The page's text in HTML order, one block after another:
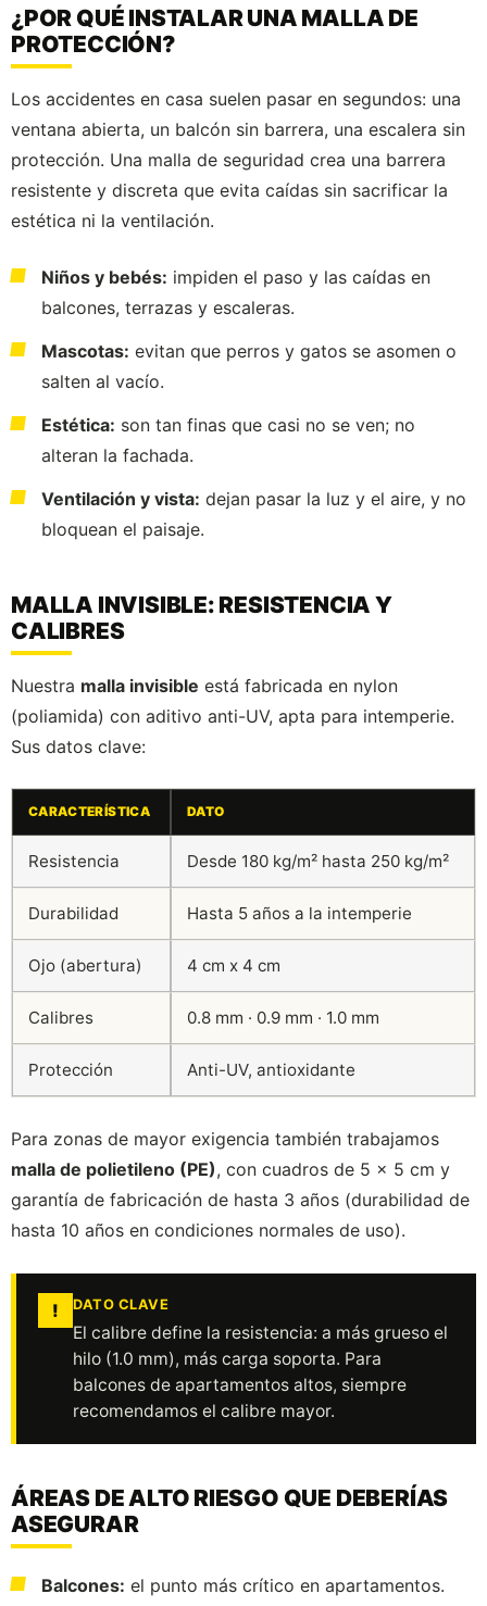
¿POR QUÉ INSTALAR UNA MALLA DE
PROTECCIÓN?
Los accidentes en casa suelen pasar en segundos: una
ventana abierta, un balcón sin barrera, una escalera sin
protección. Una malla de seguridad crea una barrera
resistente y discreta que evita caídas sin sacrificar la
estética ni la ventilación.
Niños y bebés: impiden el paso y las caídas en
balcones, terrazas y escaleras.
Mascotas: evitan que perros y gatos se asomen o
salten al vacío.
Estética: son tan finas que casi no se ven; no
alteran la fachada.
Ventilación y vista: dejan pasar la luz y el aire, y no
bloquean el paisaje.
MALLA INVISIBLE: RESISTENCIA Y
CALIBRES
Nuestra malla invisible está fabricada en nylon
(poliamida) con aditivo anti-UV, apta para intemperie.
Sus datos clave:
CARACTERÍSTICA DATO
Resistencia Desde 180 kg/m² hasta 250 kg/m²
Durabilidad Hasta 5 años a la intemperie
Ojo (abertura) 4 cm x 4 cm
Calibres 0.8 mm · 0.9 mm · 1.0 mm
Protección Anti-UV, antioxidante
Para zonas de mayor exigencia también trabajamos
malla de polietileno (PE), con cuadros de 5 x 5 cm y
garantía de fabricación de hasta 3 años (durabilidad de
hasta 10 años en condiciones normales de uso).
! DATO CLAVE
El calibre define la resistencia: a más grueso el
hilo (1.0 mm), más carga soporta. Para
balcones de apartamentos altos, siempre
recomendamos el calibre mayor.
ÁREAS DE ALTO RIESGO QUE DEBERÍAS
ASEGURAR
Balcones: el punto más crítico en apartamentos.